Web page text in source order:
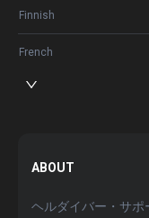
Finnish
French
ABOUT
ヘルダイバー・サ